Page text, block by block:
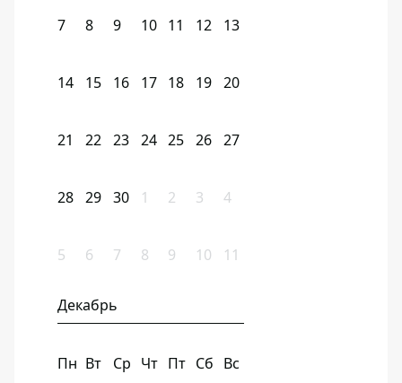
7 8 9 10 11 12 13
14 15 16 17 18 19 20
21 22 23 24 25 26 27
28 29 30 1 2 3 4
5 6 7 8 9 10 11
Декабрь
Пн Вт Ср Чт Пт Сб Вс